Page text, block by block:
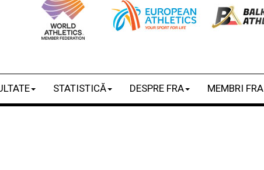
STATISTICĂ DESPRE FRA MEMBRI FRA